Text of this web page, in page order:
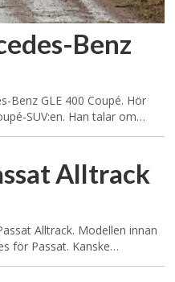
Benz
Benz GLE 400 Coupé. Hör
SUV:en. Han talar om…
Alltrack
Alltrack. Modellen innan
för Passat. Kanske…